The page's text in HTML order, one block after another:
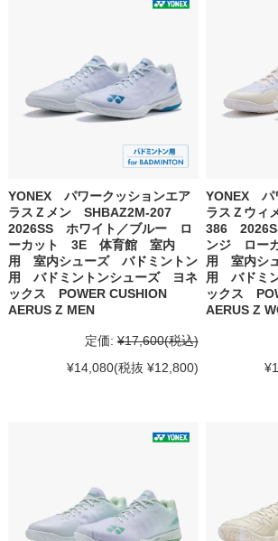
YONEX パワークッションエア
ラスＺメン SHBAZ2M-207
2026SS ホワイト／ブルー ロ
ーカット 3E 体育館 室内
用 室内シューズ バドミントン
用 バドミントンシューズ ヨネ
ックス POWER CUSHION
AERUS Z MEN
定価: ¥17,600(税込)
¥14,080(税抜 ¥12,800)
YONEX パ
ラスＺウィ
386
ンジ ロー
用 室内シ
用 バドミ
ックス
AERUS Z